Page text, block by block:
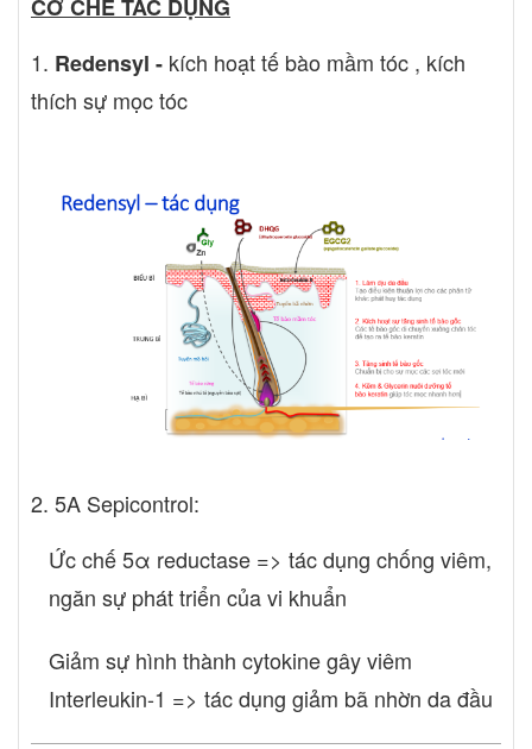
CƠ CHẾ TÁC DỤNG
1. Redensyl - kích hoạt tế bào mầm tóc , kích
thích sự mọc tóc
2. 5A Sepicontrol:
Ức chế 5α reductase => tác dụng chống viêm,
ngăn sự phát triển của vi khuẩn
Giảm sự hình thành cytokine gây viêm
Interleukin-1 => tác dụng giảm bã nhờn da đầu